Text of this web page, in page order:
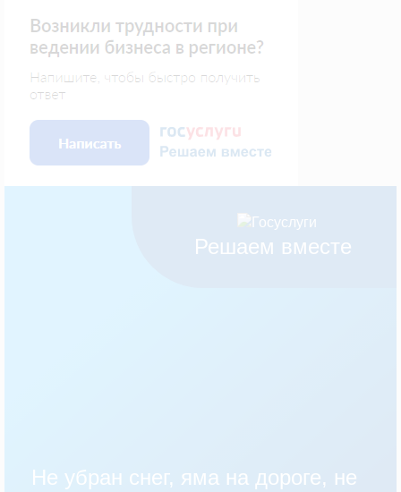
Решаем вместе
Не убран снег, яма на дороге, не